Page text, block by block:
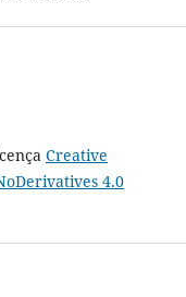
Creative
4.0